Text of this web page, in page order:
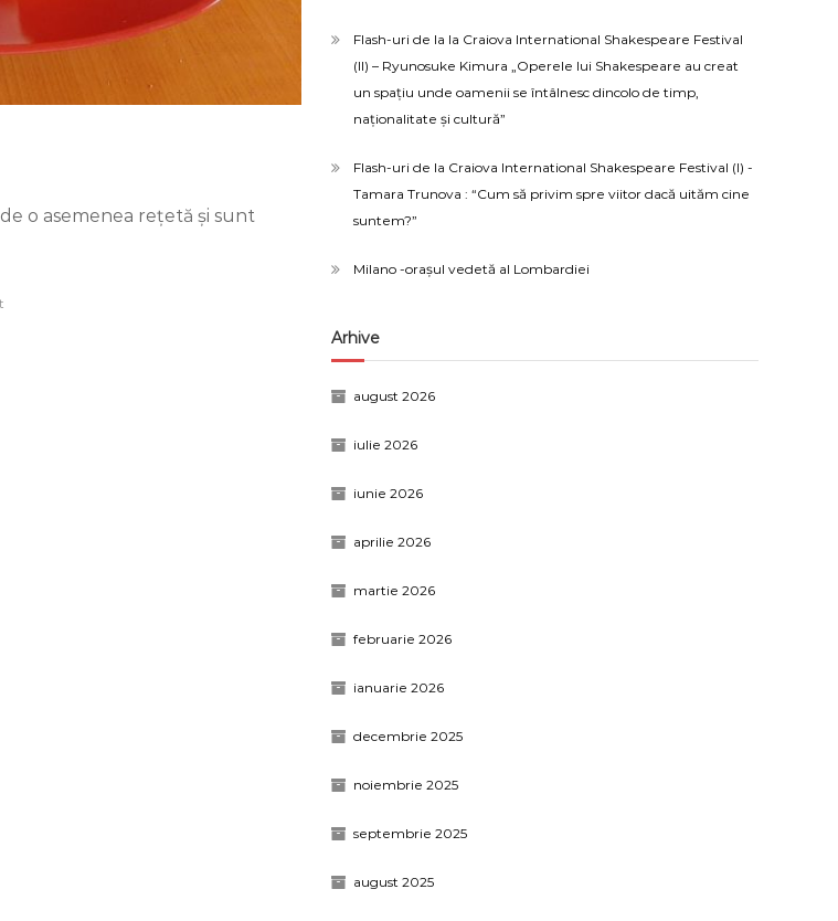
o asemenea rețetă și sunt
Flash-uri de la la Craiova International Shakespeare Festival
(II) – Ryunosuke Kimura „Operele lui Shakespeare au creat
un spațiu unde oamenii se întâlnesc dincolo de timp,
naționalitate și cultură”
Flash-uri de la Craiova International Shakespeare Festival (I) -
Tamara Trunova : “Cum să privim spre viitor dacă uităm cine
suntem?”
Milano -orașul vedetă al Lombardiei
Arhive
august 2026
iulie 2026
iunie 2026
aprilie 2026
martie 2026
februarie 2026
ianuarie 2026
decembrie 2025
noiembrie 2025
septembrie 2025
august 2025